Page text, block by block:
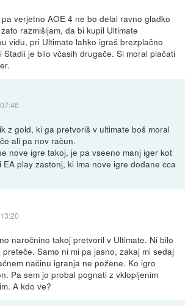
verjetno AOE 4 ne bo delal ravno gladko
razmišljam, da bi kupil Ultimate
vidu, pri Ultimate lahko igraš brezplačno
Stadii je bilo včasih drugače. Si moral plačati
z gold, ki ga pretvoriš v ultimate boš moral
ali pa nov račun.
nove igre takoj, je pa vseeno manj iger kot
play zastonj, ki ima nove igre dodane cca
naročnino takoj pretvoril v Ultimate. Ni bilo
Samo ni mi pa jasno, zakaj mi sedaj
načinu igranja ne požene. Ko igro
Pa sem jo probal pognati z vklopljenim
A kdo ve?